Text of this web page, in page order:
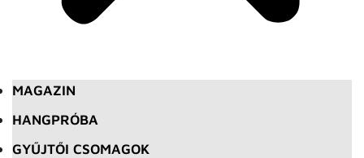
MAGAZIN
HANGPRÓBA
GYŰJTŐI CSOMAGOK